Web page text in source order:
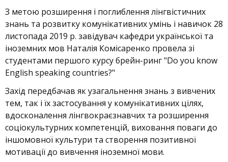
З метою розширення і поглиблення лінгвістичних
знань та розвитку комунікативних умінь і навичок 28
листопада 2019 р. завідувач кафедри української та
іноземних мов Наталія Комісаренко провела зі
студентами першого курсу брейн-ринг "Do you know
English speaking countries?"
Захід передбачав як узагальнення знань з вивчених
тем, так і їх застосування у комунікативних цілях,
вдосконалення лінгвокраєзнавчих та розширення
соціокультурних компетенцій, виховання поваги до
іншомовної культури та створення позитивної
мотивації до вивчення іноземної мови.